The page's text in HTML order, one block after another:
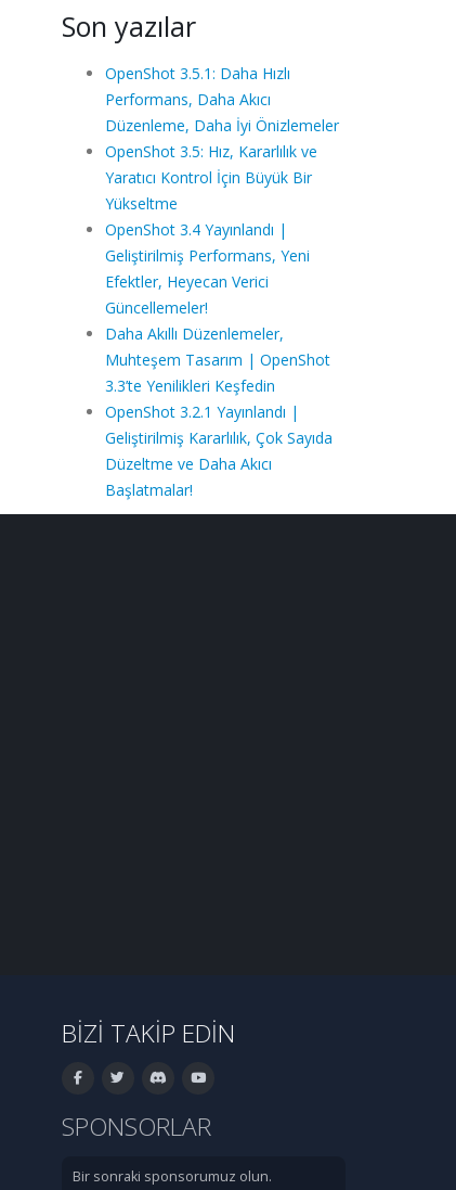
Son yazılar
OpenShot 3.5.1: Daha Hızlı
Performans, Daha Akıcı
Düzenleme, Daha İyi Önizlemeler
OpenShot 3.5: Hız, Kararlılık ve
Yaratıcı Kontrol İçin Büyük Bir
Yükseltme
OpenShot 3.4 Yayınlandı |
Geliştirilmiş Performans, Yeni
Efektler, Heyecan Verici
Güncellemeler!
Daha Akıllı Düzenlemeler,
Muhteşem Tasarım | OpenShot
3.3’te Yenilikleri Keşfedin
OpenShot 3.2.1 Yayınlandı |
Geliştirilmiş Kararlılık, Çok Sayıda
Düzeltme ve Daha Akıcı
Başlatmalar!
BIZI TAKIP EDIN
SPONSORLAR
Bir sonraki sponsorumuz olun.